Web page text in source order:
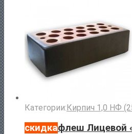
Категории:Кирпич 1,0 НФ
скидкафлеш Лицевой